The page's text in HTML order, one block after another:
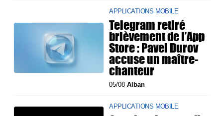
APPLICATIONS MOBILE
Telegram retiré
brièvement de l’App
Store : Pavel Durov
accuse un maître-
chanteur
05/08Alban
APPLICATIONS MOBILE